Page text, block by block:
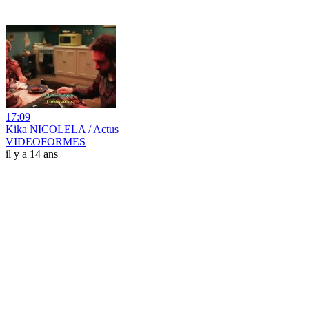
17:09
Kika NICOLELA / Actus
VIDEOFORMES
il y a 14 ans